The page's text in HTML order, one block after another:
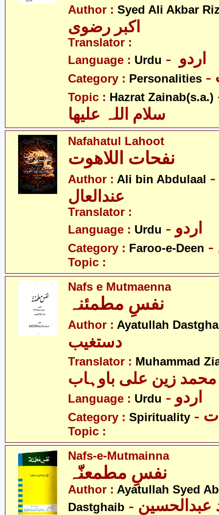
Author : Syed Ali Akbar
اکبر رضوی
Translator :
Language : Urdu
Category : Personalities
Topic : Hazrat Zainab(s.a.)
سلام اللہ علیھا
Nafahatul Lahoot
نفحات اللاھوت
Author : Ali bin Abdulaal - علی بن
عندالعال
Translator :
Language : Urdu - اردو
Category : Faroo-e-Deen
Topic :
Nafs e Mutmaenna
نفسِ مطمئنہ
Author : Ayatullah
دستغیب
Translator : Muhammad
محمد زین علی باوہاب
Language : Urdu - اردو
Category : Spirituality
Topic :
Nafs-e-Mutmainna
نفسِ مطمعنّہ
Author : Ayatullah Syed
Dastghaib - آیت اللہ سیّد عبدالحسین